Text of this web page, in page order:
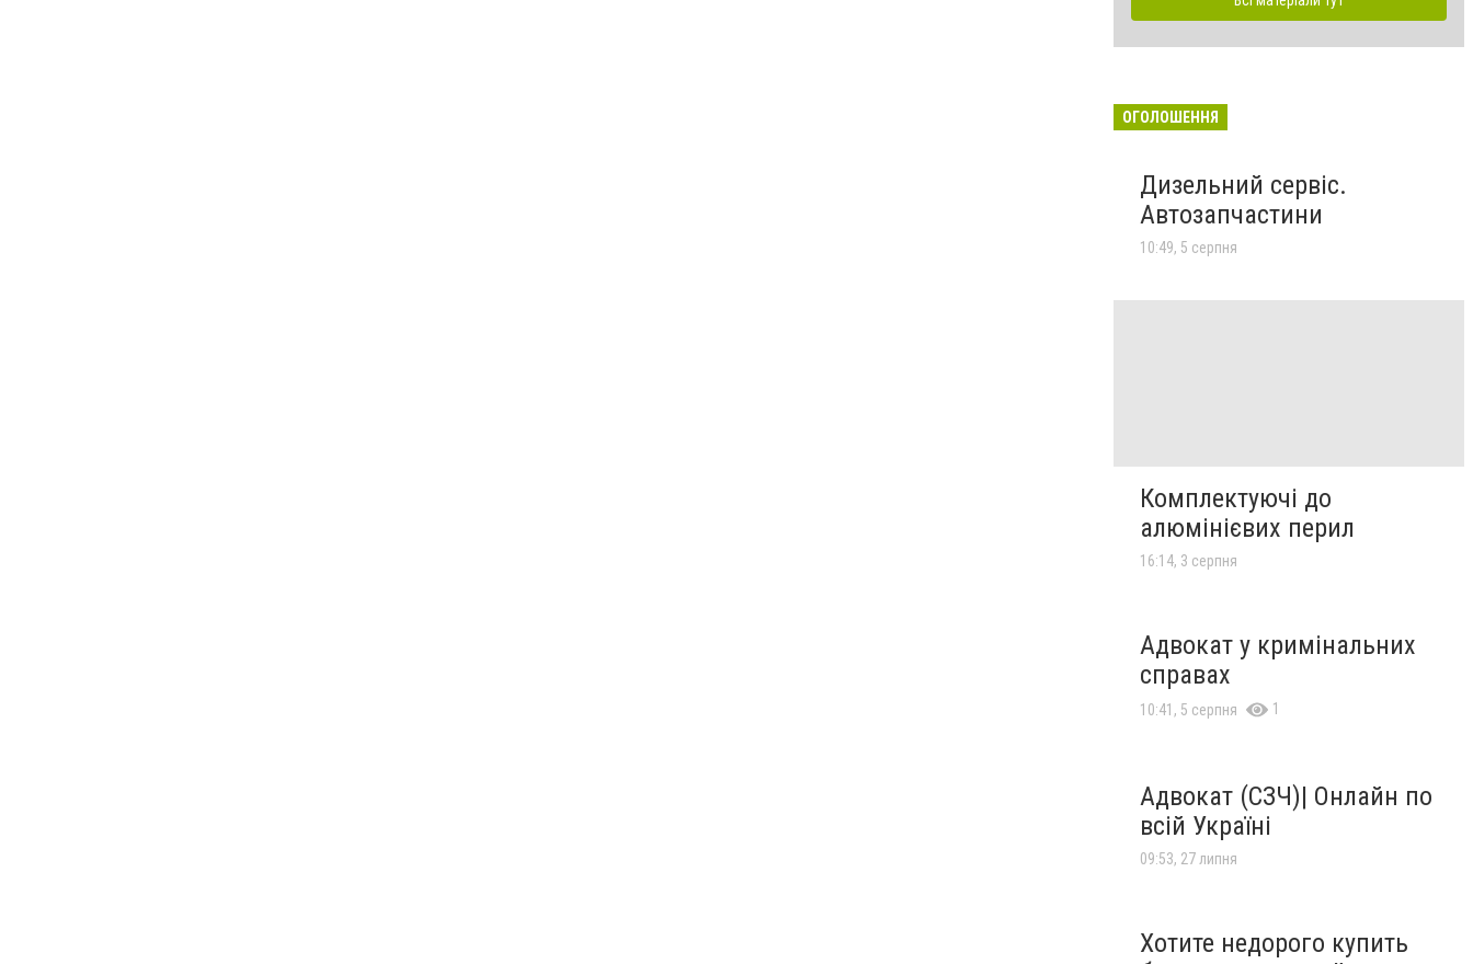
ОГОЛОШЕННЯ
Дизельний сервіс.
Автозапчастини
10:49, 5 серпня
Комплектуючі до
алюмінієвих перил
16:14, 3 серпня
Адвокат у кримінальних
справах
10:41, 5 серпня 1
Адвокат (СЗЧ)| Онлайн по
всій Україні
09:53, 27 липня
Хотите недорого купить